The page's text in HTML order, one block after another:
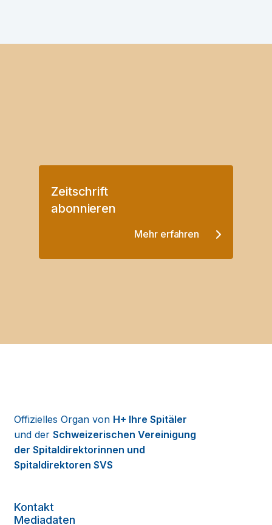
Zeitschrift
abonnieren
Mehr erfahren
Offizielles Organ von H+ Ihre Spitäler
und der Schweizerischen Vereinigung
der Spitaldirektorinnen und
Spitaldirektoren SVS
Kontakt
Mediadaten